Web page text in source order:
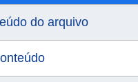
do arquivo